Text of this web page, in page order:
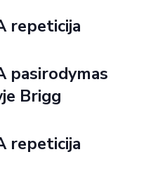
repeticija
pasirodymas
Brigg
repeticija